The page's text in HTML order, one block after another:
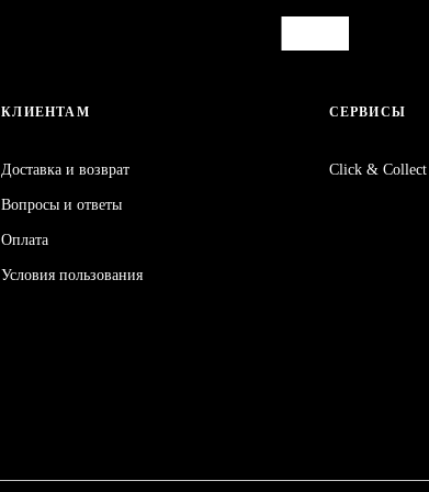
КЛИЕНТАМ
Доставка и возврат
Вопросы и ответы
Оплата
Условия пользования
СЕРВИСЫ
Click & Collect